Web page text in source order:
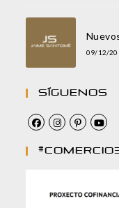
09/12/
Síguenos